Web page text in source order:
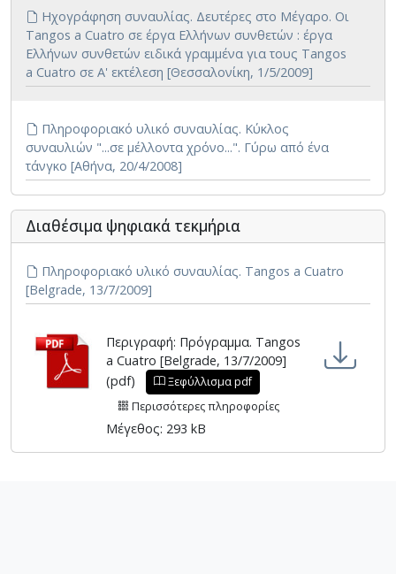
Ηχογράφηση συναυλίας. Δευτέρες στο Μέγαρο. Οι
Tangos a Cuatro σε έργα Ελλήνων συνθετών : έργα
Ελλήνων συνθετών ειδικά γραμμένα για τους Tangos
a Cuatro σε Α' εκτέλεση [Θεσσαλονίκη, 1/5/2009]
Πληροφοριακό υλικό συναυλίας. Κύκλος
συναυλιών "...σε μέλλοντα χρόνο...". Γύρω από ένα
τάνγκο [Αθήνα, 20/4/2008]
Διαθέσιμα ψηφιακά τεκμήρια
Πληροφοριακό υλικό συναυλίας. Tangos a Cuatro
[Belgrade, 13/7/2009]
Περιγραφή: Πρόγραμμα. Tangos
a Cuatro [Belgrade, 13/7/2009]
(pdf)
Ξεφύλλισμα pdf
Περισσότερες πληροφορίες
Μέγεθος: 293 kB